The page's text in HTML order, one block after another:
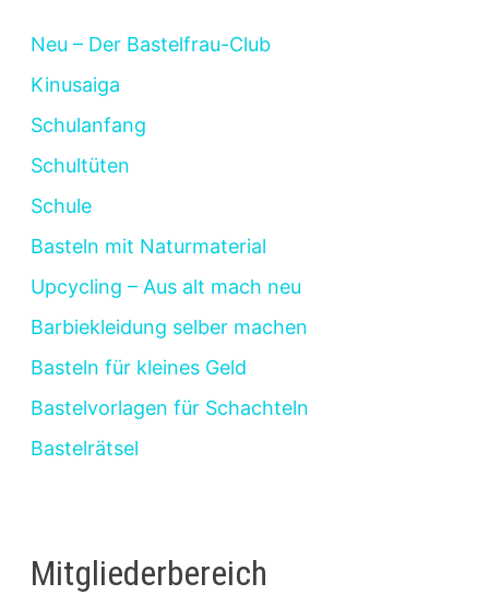
Neu – Der Bastelfrau-Club
Kinusaiga
Schulanfang
Schultüten
Schule
Basteln mit Naturmaterial
Upcycling – Aus alt mach neu
Barbiekleidung selber machen
Basteln für kleines Geld
Bastelvorlagen für Schachteln
Bastelrätsel
Mitgliederbereich